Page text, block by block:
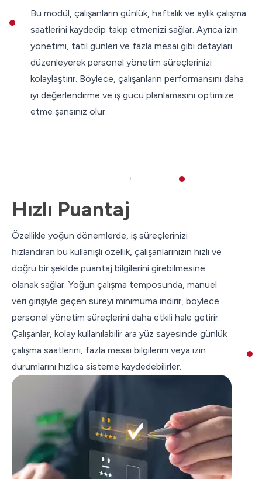
Bu modül, çalışanların günlük, haftalık ve aylık çalışma
saatlerini kaydedip takip etmenizi sağlar. Ayrıca izin
yönetimi, tatil günleri ve fazla mesai gibi detayları
düzenleyerek personel yönetim süreçlerinizi
kolaylaştırır. Böylece, çalışanların performansını daha
iyi değerlendirme ve iş gücü planlamasını optimize
etme şansınız olur.
Hızlı Puantaj
Özellikle yoğun dönemlerde, iş süreçlerinizi
hızlandıran bu kullanışlı özellik, çalışanlarınızın hızlı ve
doğru bir şekilde puantaj bilgilerini girebilmesine
olanak sağlar. Yoğun çalışma temposunda, manuel
veri girişiyle geçen süreyi minimuma indirir, böylece
personel yönetim süreçlerini daha etkili hale getirir.
Çalışanlar, kolay kullanılabilir ara yüz sayesinde günlük
çalışma saatlerini, fazla mesai bilgilerini veya izin
durumlarını hızlıca sisteme kaydedebilirler.